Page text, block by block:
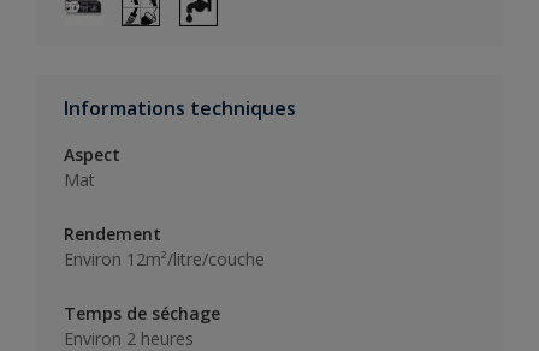
Informations techniques
Aspect
Mat
Rendement
Environ 12m²/litre/couche
Temps de séchage
Environ 2 heures